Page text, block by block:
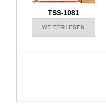
TSS-1081
WEITERLESEN